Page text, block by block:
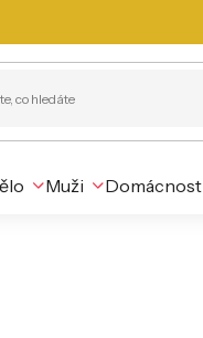
Muži Domácnost